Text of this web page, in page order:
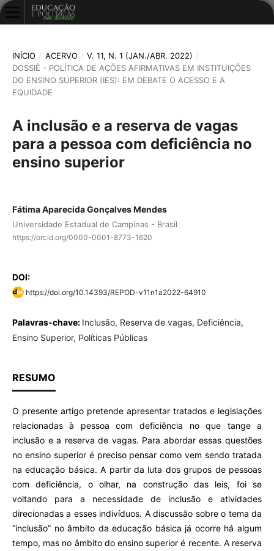
INÍCIO / ACERVO / V. 11, N. 1 (JAN./ABR. 2022) /
DOSSIÊ - POLÍTICA DE AÇÕES AFIRMATIVAS EM INSTITUIÇÕES
DO ENSINO SUPERIOR (IES): EM DEBATE O ACESSO E A
EQUIDADE
A inclusão e a reserva de vagas
para a pessoa com deficiência no
ensino superior
Fátima Aparecida Gonçalves Mendes
Universidade Estadual de Campinas - Brasil
https://orcid.org/0000-0001-8773-1620
DOI:
https://doi.org/10.14393/REPOD-v11n1a2022-64910
Palavras-chave: Inclusão, Reserva de vagas, Deficiência,
Ensino Superior, Políticas Públicas
RESUMO
O presente artigo pretende apresentar tratados e legislações
relacionadas à pessoa com deficiência no que tange a
inclusão e a reserva de vagas. Para abordar essas questões
no ensino superior é preciso pensar como vem sendo tratada
na educação básica. A partir da luta dos grupos de pessoas
com deficiência, o olhar, na construção das leis, foi se
voltando para a necessidade de inclusão e atividades
direcionadas a esses indivíduos. A discussão sobre o tema da
“inclusão” no âmbito da educação básica já ocorre há algum
tempo, mas no âmbito do ensino superior é recente. A reserva